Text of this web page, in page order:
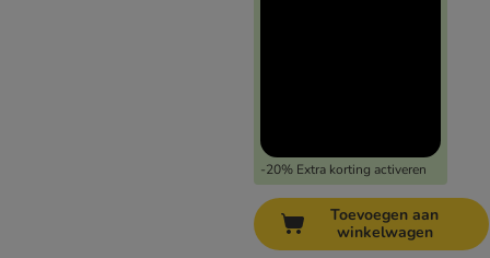
-20% Extra korting activeren
Toevoegen aan
winkelwagen